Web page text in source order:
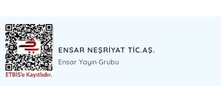
ENSAR NEŞRİYAT TİC.AŞ.
Ensar Yayın Grubu